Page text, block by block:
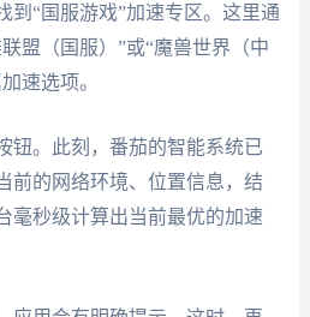
到“国服游戏”加速专区。这里通
盟（国服）”或“魔兽世界（中
速选项。
钮。此刻，番茄的智能系统已
前的网络环境、位置信息，结
毫秒级计算出当前最优的加速